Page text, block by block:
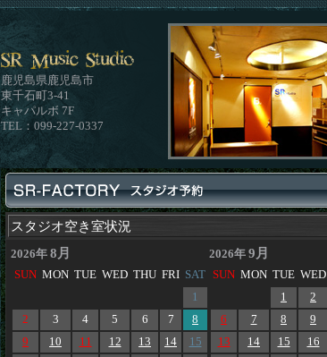
鹿児島県鹿児島市
東千石町3-41
キャパルボ 7F
TEL：099-227-0337
スタジオ空き室状況
2026年 8月
SUN MON TUE WED THU FRI SAT
1
2
3 4 5 6 7
8
9
10 11 12 13 14
15
2026年 9月
SUN MON TUE WED
1
2
6
7 8 9
13
14 15 16